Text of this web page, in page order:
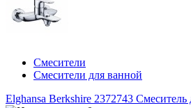
Смесители
Смесители для ванной
Elghansa Berkshire 2372743